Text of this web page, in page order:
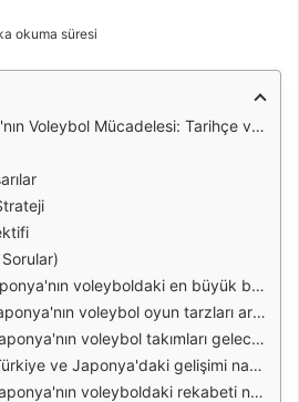
okuma süresi
Mücadelesi: Tarihçe ve Güncel Durum
voleyboldaki en büyük başarıları nelerdir?
voleybol oyun tarzları arasında ne gibi farklar vardır?
takımları gelecekte nasıl bir performans gösterebilir?
ve Japonya'daki gelişimi nasıl olmuştur?
voleyboldaki rekabeti ne zaman başlamıştır?